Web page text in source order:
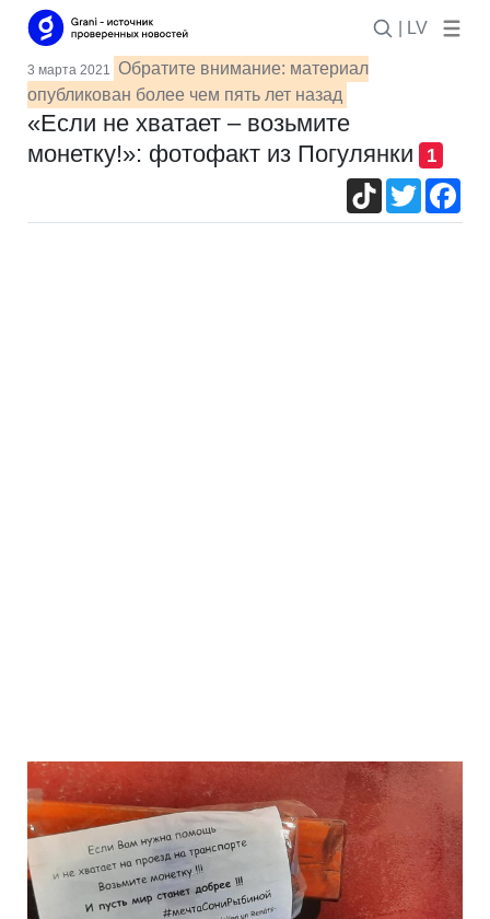
| LV
3 марта 2021 Обратите внимание: материал
опубликован более чем пять лет назад
«Если не хватает – возьмите
монетку!»: фотофакт из Погулянки
1
TikTokTwitter